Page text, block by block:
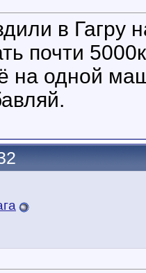
в
почти
на одной